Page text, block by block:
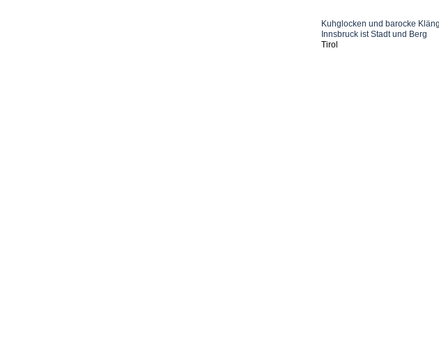
Kuhglocken und barocke
Innsbruck ist Stadt und Berg
Tirol